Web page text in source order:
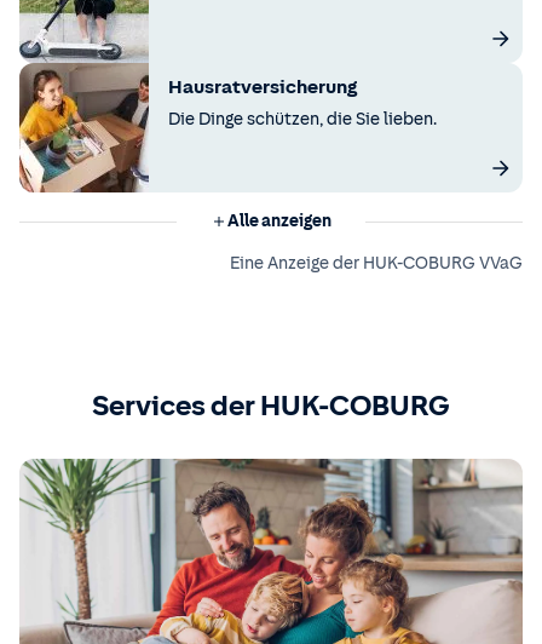
Hausratversicherung
Die Dinge schützen, die Sie lieben.
Alle anzeigen
Eine Anzeige der HUK-COBURG VVaG
Services der HUK-COBURG